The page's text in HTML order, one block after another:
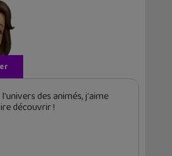
des animés, j'aime
découvrir !